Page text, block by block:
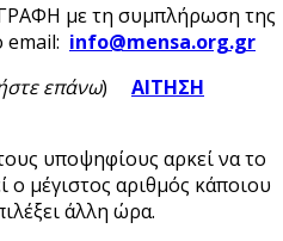
με τη συμπλήρωση της
email: info@mensa.org.gr
επάνω) ΑΙΤΗΣΗ
υποψηφίους αρκεί να το
μέγιστος αριθμός κάποιου
άλλη ώρα.